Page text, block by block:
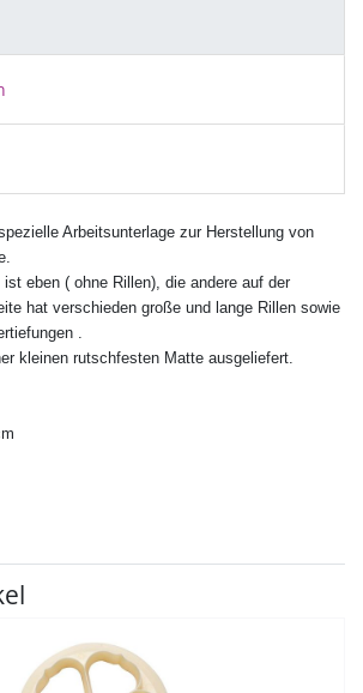
Arbeitsunterlage zur Herstellung von
eben ( ohne Rillen), die andere auf der
hat verschieden große und lange Rillen sowie
.
kleinen rutschfesten Matte ausgeliefert.